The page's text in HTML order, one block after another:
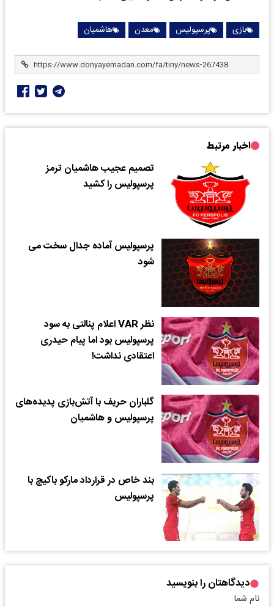
بازی پرسپولیس معدن هاشمیان
اخبار مرتبط
تصمیم عجیب هاشمیان ترمز
پرسپولیس را کشید
پرسپولیس آماده جدال سخت می
شود
نظر VAR اعلام پنالتی به سود
پرسپولیس بود اما پیام حیدری
اعتقادی نداشت!
گلباران حریف با آتش‌بازی پدیده‌های
پرسپولیس و هاشمیان
بند خاص در قرارداد مارکو باکیچ با
پرسپولیس
دیدگاهتان را بنویسید
نام شما